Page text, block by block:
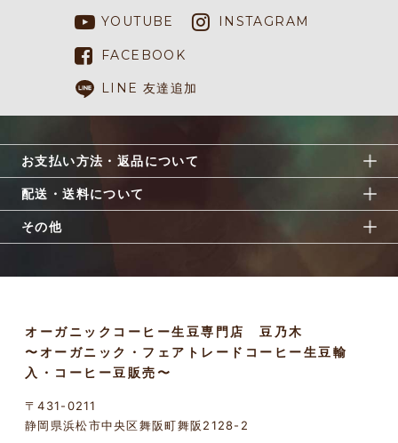
YOUTUBE INSTAGRAM
FACEBOOK
LINE 友達追加
お支払い方法・返品について
配送・送料について
その他
オーガニックコーヒー生豆専門店 豆乃木
〜オーガニック・フェアトレードコーヒー生豆輸
入・コーヒー豆販売〜
〒431-0211
静岡県浜松市中央区舞阪町舞阪2128-2